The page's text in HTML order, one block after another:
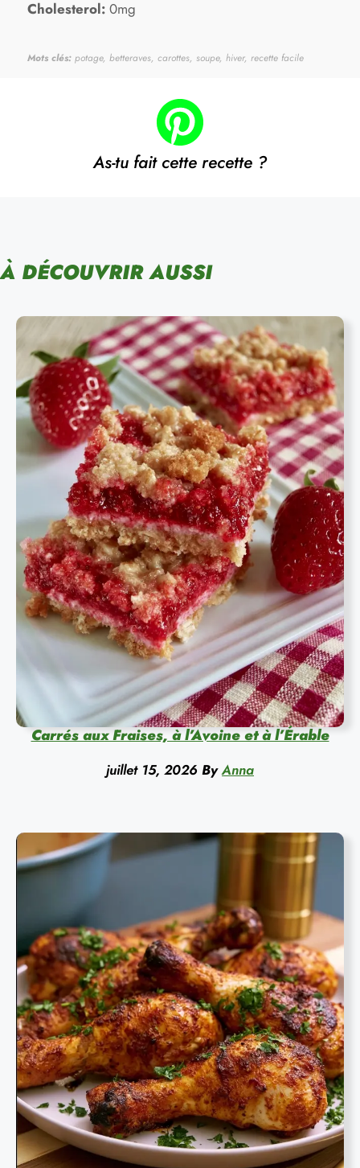
Cholesterol: 0mg
Mots clés: potage, betteraves, carottes, soupe, hiver, recette facile
As-tu fait cette recette ?
À DÉCOUVRIR AUSSI
Carrés aux Fraises, à l’Avoine et à l’Érable
juillet 15, 2026 By Anna